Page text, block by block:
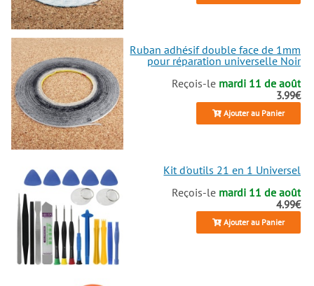
Ruban adhésif double face de 1mm
pour réparation universelle Noir
Reçois-le mardi 11 de août
3.99€
Ajouter au Panier
Kit d'outils 21 en 1 Universel
Reçois-le mardi 11 de août
4.99€
Ajouter au Panier